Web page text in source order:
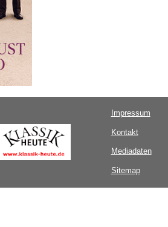
Impressum
Kontakt
Mediadaten
Sitemap